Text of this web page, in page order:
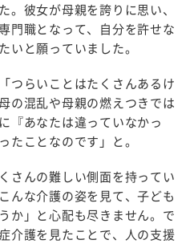
。彼女が母親を誇りに思い、
門職となって、自分を許せな
いと願っていました。
つらいことはたくさんあるけ
の混乱や母親の燃えつきでは
『あなたは違っていなかっ
たことなのです」と。
さんの難しい側面を持ってい
んな介護の姿を見て、子ども
か」と心配も尽きません。で
介護を見たことで、人の支援